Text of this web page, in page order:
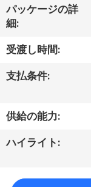
し
に
つ
い
パッケージの詳
細:
受渡し時間:
支払条件:
供給の能力:
ハイライト: